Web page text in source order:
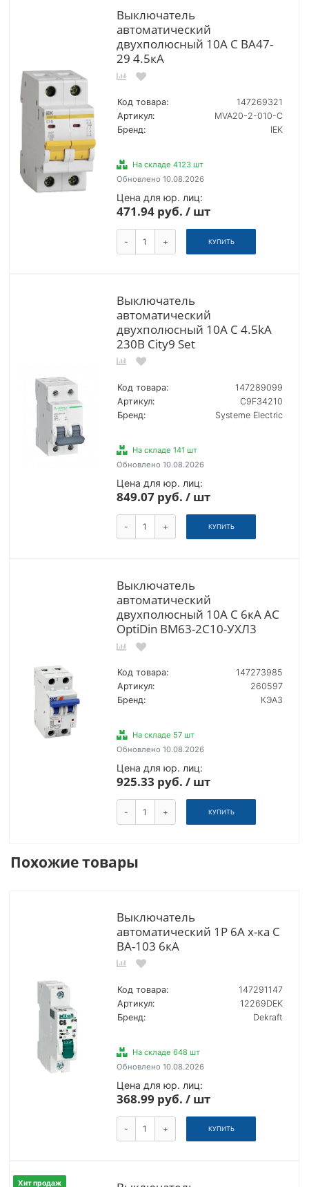
Выключатель
автоматический
двухполюсный 10А С ВА47-
29 4.5кА
Код товара:
147269321
Артикул:
MVA20-2-010-C
Бренд:
IEK
На складе 4123 шт
Обновлено 10.08.2026
Цена для юр. лиц:
471.94 руб. / шт
- + КУПИТЬ
Выключатель
автоматический
двухполюсный 10А С 4.5kA
230В City9 Set
Код товара:
147289099
Артикул:
C9F34210
Бренд:
Systeme Electric
На складе 141 шт
Обновлено 10.08.2026
Цена для юр. лиц:
849.07 руб. / шт
- + КУПИТЬ
Выключатель
автоматический
двухполюсный 10А C 6кА AC
OptiDin BM63-2C10-УХЛ3
Код товара:
147273985
Артикул:
260597
Бренд:
КЭАЗ
На складе 57 шт
Обновлено 10.08.2026
Цена для юр. лиц:
925.33 руб. / шт
- + КУПИТЬ
Похожие товары
Выключатель
автоматический 1Р 6А х-ка C
ВА-103 6кА
Код товара:
147291147
Артикул:
12269DEK
Бренд:
Dekraft
На складе 648 шт
Обновлено 10.08.2026
Цена для юр. лиц:
368.99 руб. / шт
- + КУПИТЬ
Хит продаж